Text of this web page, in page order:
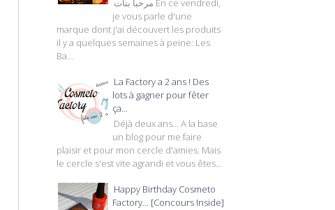
مرحبا بنات En ce vendredi,
je vous parle d'une
marque dont j'ai découvert les produits
il y a quelques semaines à peine: Les
Ba...
La Factory a 2 ans ! Des
lots à gagner pour fêter
ça...
Déjà deux ans... A la base
un blog pour me faire
plaisir et pour mon cercle d'amies. Mais
le cercle s'est vite agrandi et vous êtes...
Happy Birthday Cosmeto
Factory... [Concours Inside]